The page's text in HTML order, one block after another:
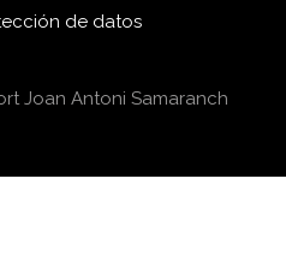
de datos
Joan Antoni Samaranch